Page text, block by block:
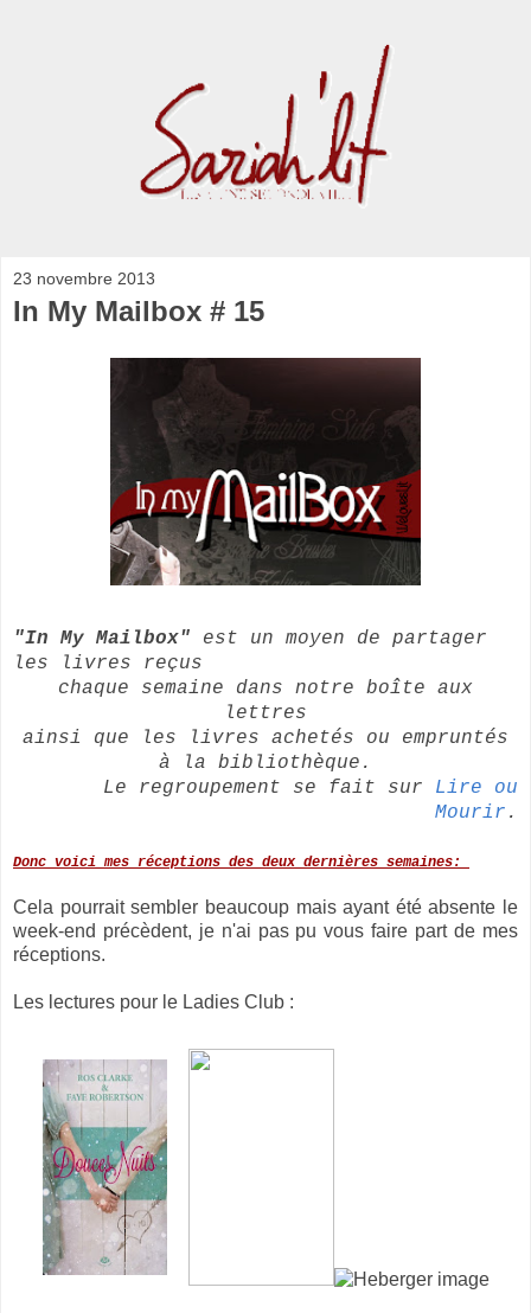
23 novembre 2013
In My Mailbox # 15
"In My Mailbox" est un moyen de partager
les livres reçus
chaque semaine dans notre boîte aux
lettres
ainsi que les livres achetés ou empruntés
à la bibliothèque.
Le regroupement se fait sur Lire ou
Mourir .
Donc voici mes réceptions des deux dernières semaines:
Cela pourrait sembler beaucoup mais ayant été absente le
week-end précèdent, je n'ai pas pu vous faire part de mes
réceptions.
Les lectures pour le Ladies Club :